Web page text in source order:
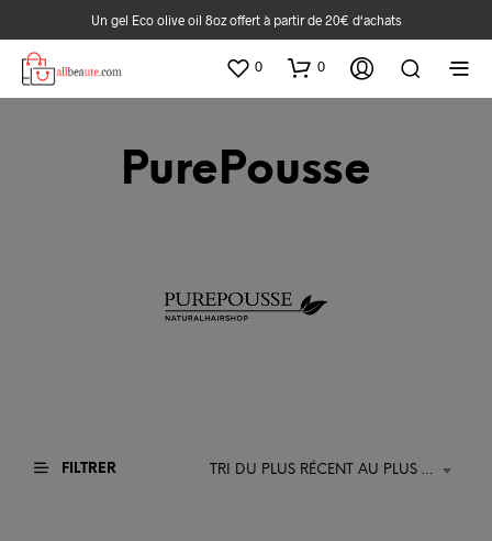
Un gel Eco olive oil 8oz offert à partir de 20€ d‘achats
0 0
PurePousse
FILTRER TRI DU PLUS RÉCENT AU PLUS ANCIEN